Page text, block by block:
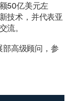
50亿美元左
技术，并代表亚
流。
部高级顾问，参